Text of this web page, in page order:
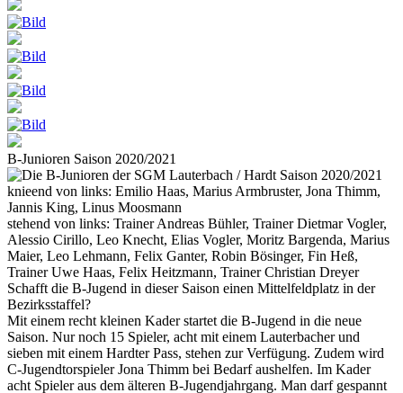
B-Junioren Saison 2020/2021
knieend von links: Emilio Haas, Marius Armbruster, Jona Thimm,
Jannis King, Linus Moosmann
stehend von links: Trainer Andreas Bühler, Trainer Dietmar Vogler,
Alessio Cirillo, Leo Knecht, Elias Vogler, Moritz Bargenda, Marius
Maier, Leo Lehmann, Felix Ganter, Robin Bösinger, Fin Heß,
Trainer Uwe Haas, Felix Heitzmann, Trainer Christian Dreyer
Schafft die B-Jugend in dieser Saison einen Mittelfeldplatz in der
Bezirksstaffel?
Mit einem recht kleinen Kader startet die B-Jugend in die neue
Saison. Nur noch 15 Spieler, acht mit einem Lauterbacher und
sieben mit einem Hardter Pass, stehen zur Verfügung. Zudem wird
C-Jugendtorspieler Jona Thimm bei Bedarf aushelfen. Im Kader
acht Spieler aus dem älteren B-Jugendjahrgang. Man darf gespannt